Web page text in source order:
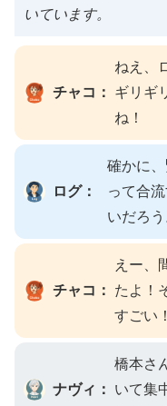
いています。
チャコ：
ねえ、
ギリギ
ね！
ログ：
確かに
って合
いだろう
チャコ：
えー、
たよ！
すごい！
ナヴィ：
橋本さ
いて集